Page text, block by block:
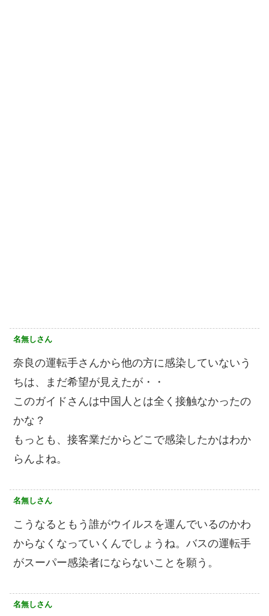
名無しさん
奈良の運転手さんから他の方に感染していないう
ちは、まだ希望が見えたが・・
このガイドさんは中国人とは全く接触なかったの
かな？
もっとも、接客業だからどこで感染したかはわか
らんよね。
名無しさん
こうなるともう誰がウイルスを運んでいるのかわ
からなくなっていくんでしょうね。バスの運転手
がスーパー感染者にならないことを願う。
名無しさん